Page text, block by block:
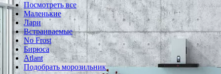
Посмотреть все
Маленькие
Лари
Встраиваемые
No Frost
Бирюса
Atlant
Подобрать морозильник